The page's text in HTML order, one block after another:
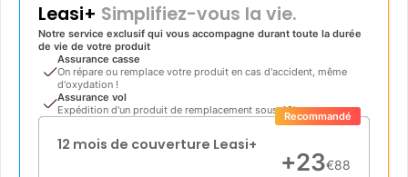
Leasi+ Simplifiez-vous la vie.
Notre service exclusif qui vous accompagne durant toute la durée
de vie de votre produit
Assurance casse
On répare ou remplace votre produit en cas d'accident, même
d'oxydation !
Assurance vol
Expédition d'un produit de remplacement sous 48h
12 mois de couverture Leasi+
+23€88
Recommandé